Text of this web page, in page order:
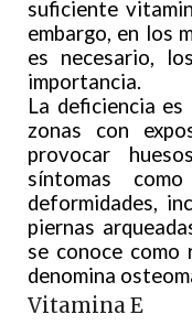
suficiente
embargo, en los
es necesario,
importancia.
La deficiencia es
zonas con
provocar
síntomas
deformidades,
piernas
se conoce como
denomina
Vitamina E